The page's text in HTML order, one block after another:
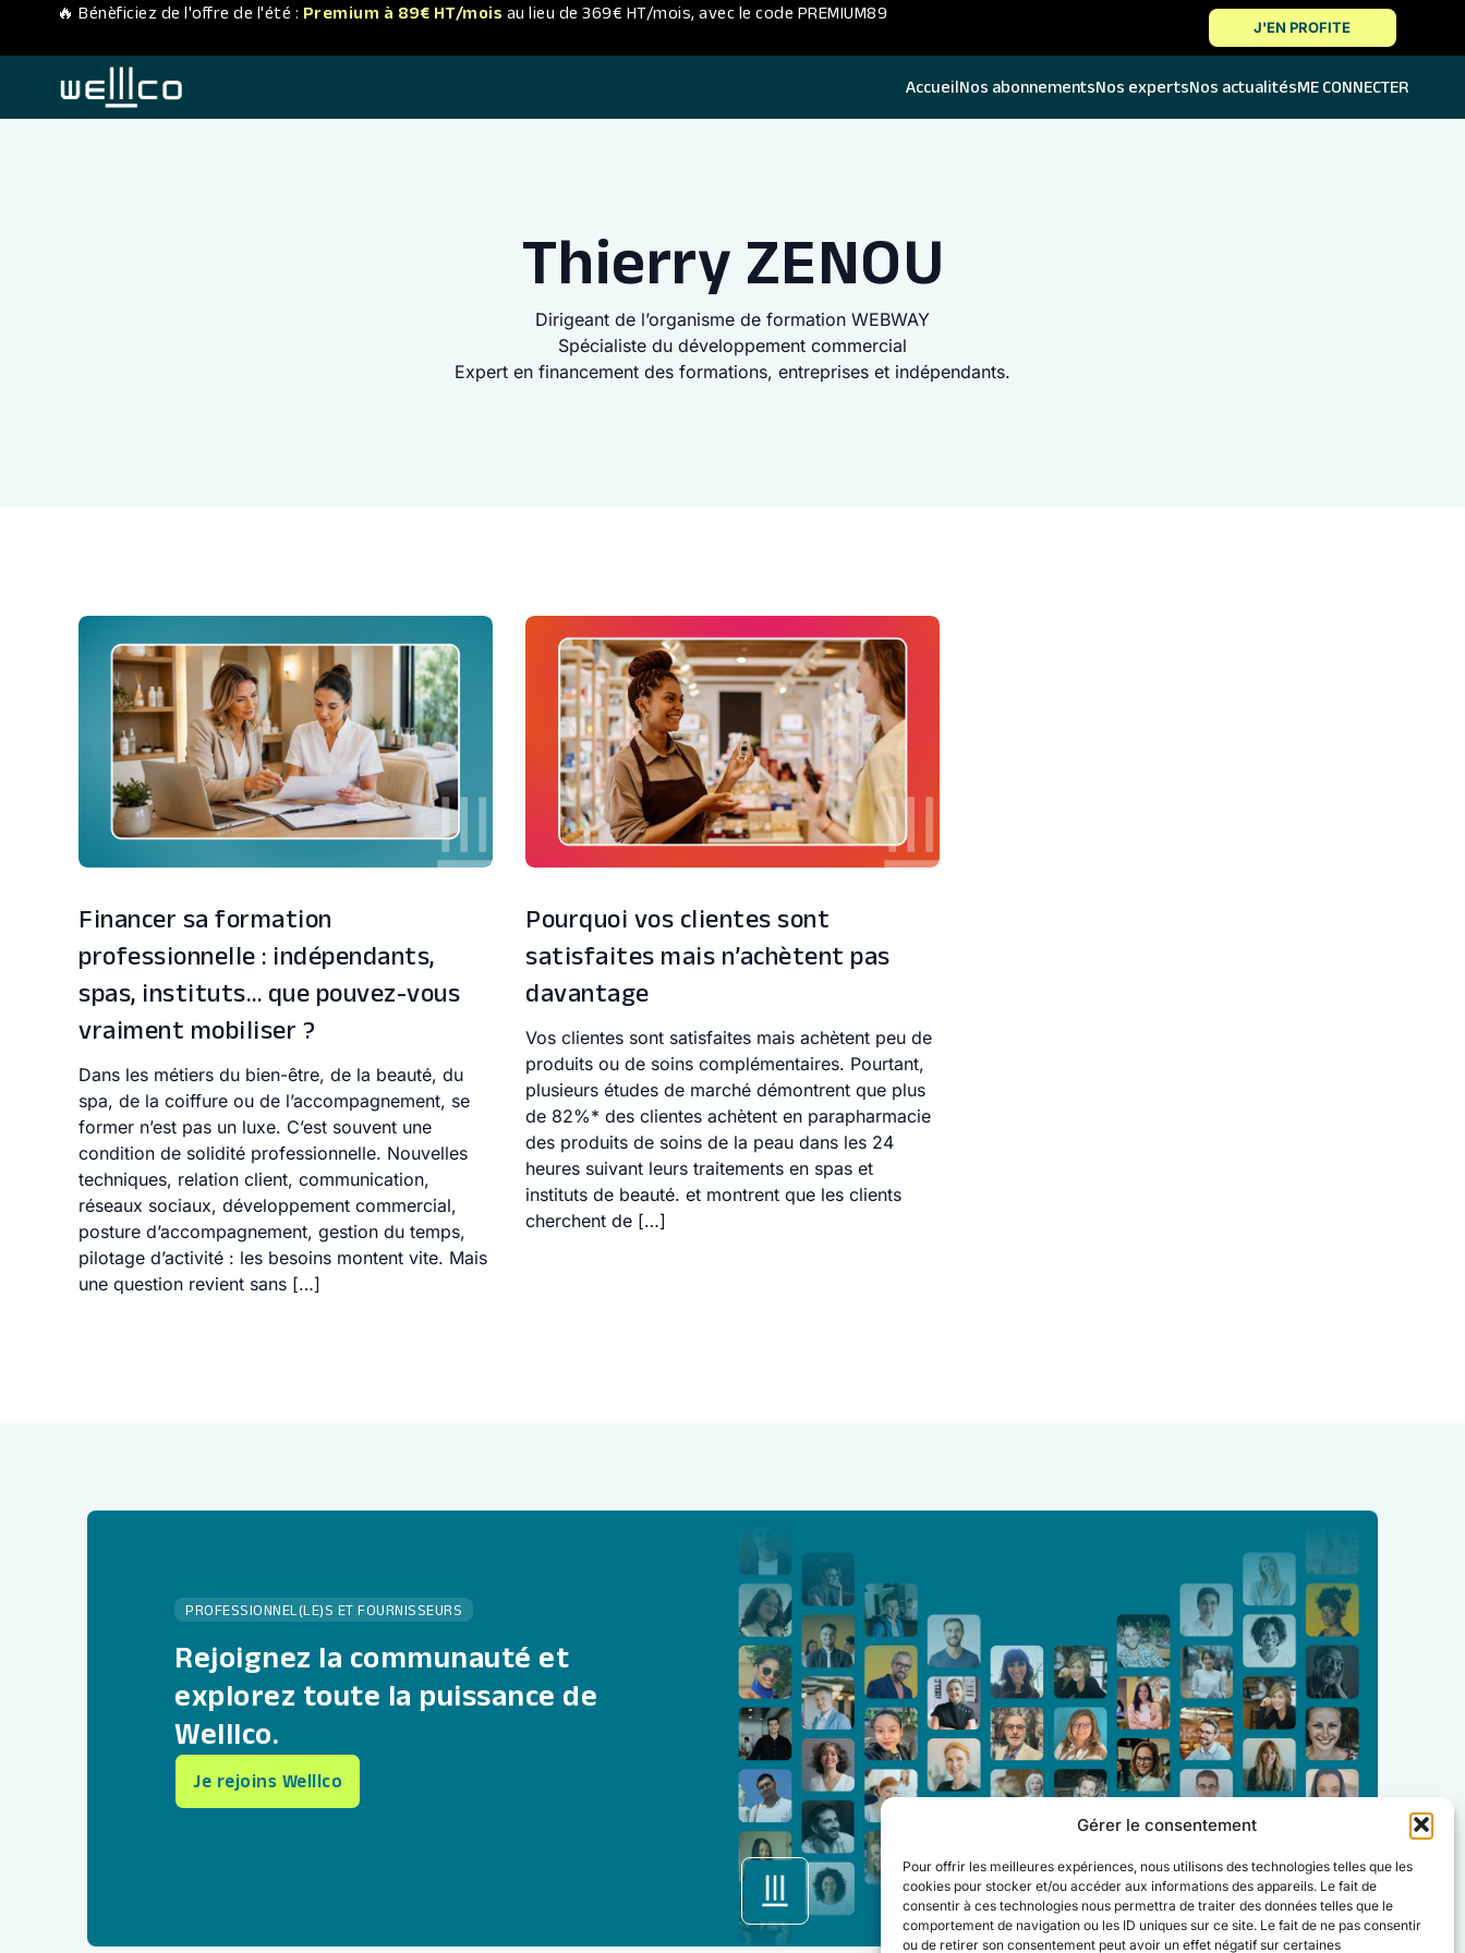
Gérer le consentement
Pour offrir les meilleures expériences, nous utilisons des technologies telles que les
cookies pour stocker et/ou accéder aux informations des appareils. Le fait de
consentir à ces technologies nous permettra de traiter des données telles que le
comportement de navigation ou les ID uniques sur ce site. Le fait de ne pas consentir
ou de retirer son consentement peut avoir un effet négatif sur certaines
🔥 Bénèficiez de l'offre de l'été : Premium à 89€ HT/mois au lieu de 369€ HT/mois, avec le code PREMIUM89
J'EN PROFITE
AccueilNos abonnementsNos expertsNos actualitésME CONNECTER
Thierry ZENOU
Dirigeant de l’organisme de formation WEBWAY
Spécialiste du développement commercial
Expert en financement des formations, entreprises et indépendants.
Financer sa formation
professionnelle : indépendants,
spas, instituts… que pouvez-vous
vraiment mobiliser ?
Dans les métiers du bien-être, de la beauté, du
spa, de la coiffure ou de l’accompagnement, se
former n’est pas un luxe. C’est souvent une
condition de solidité professionnelle. Nouvelles
techniques, relation client, communication,
réseaux sociaux, développement commercial,
posture d’accompagnement, gestion du temps,
pilotage d’activité : les besoins montent vite. Mais
une question revient sans […]
Pourquoi vos clientes sont
satisfaites mais n’achètent pas
davantage
Vos clientes sont satisfaites mais achètent peu de
produits ou de soins complémentaires. Pourtant,
plusieurs études de marché démontrent que plus
de 82%* des clientes achètent en parapharmacie
des produits de soins de la peau dans les 24
heures suivant leurs traitements en spas et
instituts de beauté. et montrent que les clients
cherchent de […]
PROFESSIONNEL(LE)S ET FOURNISSEURS
Rejoignez la communauté et
explorez toute la puissance de
Welllco.
Je rejoins Welllco